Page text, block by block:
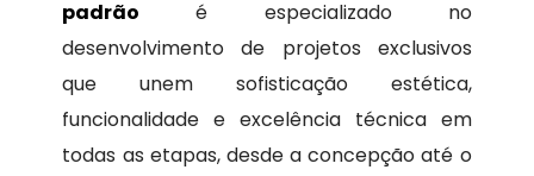
padrão é especializado no
desenvolvimento de projetos exclusivos
que unem sofisticação estética,
funcionalidade e excelência técnica em
todas as etapas, desde a concepção até o